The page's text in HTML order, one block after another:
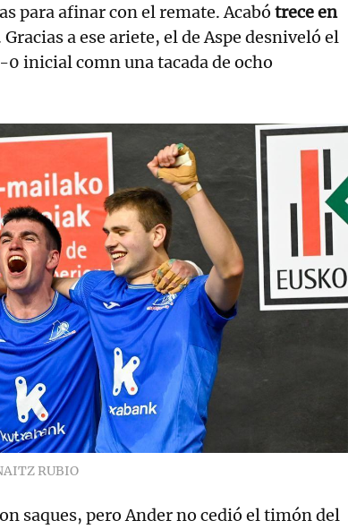
para afinar con el remate. Acabó trece en
Gracias a ese ariete, el de Aspe desniveló el
0 inicial comn una tacada de ocho
RUBIO
saques, pero Ander no cedió el timón del